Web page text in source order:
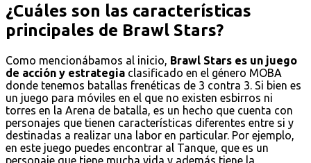
¿Cuáles son las características
principales de Brawl Stars?
Como mencionábamos al inicio, Brawl Stars es un juego
de acción y estrategia clasificado en el género MOBA
donde tenemos batallas frenéticas de 3 contra 3. Si bien es
un juego para móviles en el que no existen esbirros ni
torres en la Arena de batalla, es un hecho que cuenta con
personajes que tienen características diferentes entre si y
destinadas a realizar una labor en particular. Por ejemplo,
en este juego puedes encontrar al Tanque, que es un
personaje que tiene mucha vida y además tiene la